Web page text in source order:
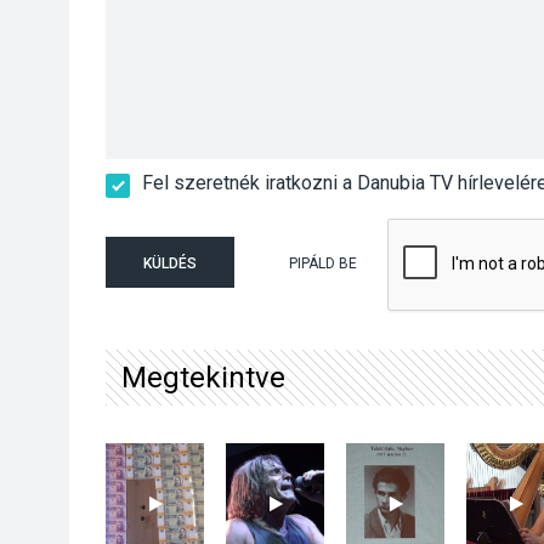
Fel szeretnék iratkozni a Danubia TV
KÜLDÉS PIPÁLD BE
Megtekintve